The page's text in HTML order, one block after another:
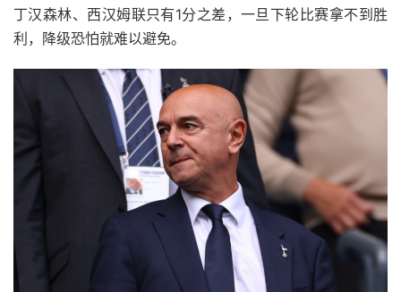
丁汉森林、西汉姆联只有1分之差，一旦下轮比赛拿不到胜
利，降级恐怕就难以避免。